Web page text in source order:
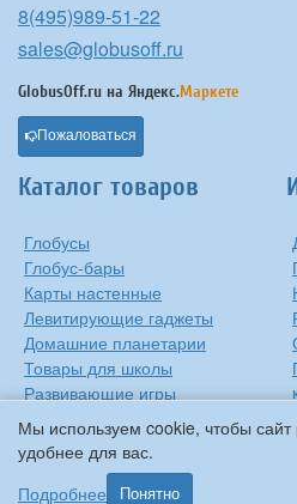
Мы используем cookie, чтобы
удобнее для вас.
Подробнее
Понятно
8(495)989-51-22
sales@globusoff.ru
GlobusOff.ru на Яндекс.Маркете
Пожаловаться
Каталог товаров
Глобусы
Глобус-бары
Карты настенные
Левитирующие гаджеты
Домашние планетарии
Товары для школы
Развивающие игры
Оригинальные игрушки
Подарки на Новый Год
Прочее